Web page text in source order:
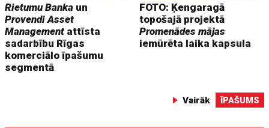
Rietumu Banka un
Provendi Asset
Management attīsta
sadarbību Rīgas
komerciālo īpašumu
segmentā
FOTO: Ķengaragā
topošajā projektā
Promenādes mājas
iemūrēta laika kapsula
Vairāk ĪPAŠUMS